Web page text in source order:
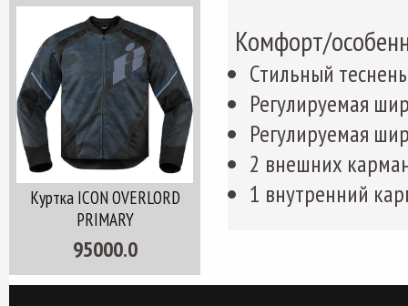
Куртка ICON OVERLORD
PRIMARY
95000.0
Комфорт/
Стильный
Регулируемая
Регулируемая
2 внешних
1 внутренний